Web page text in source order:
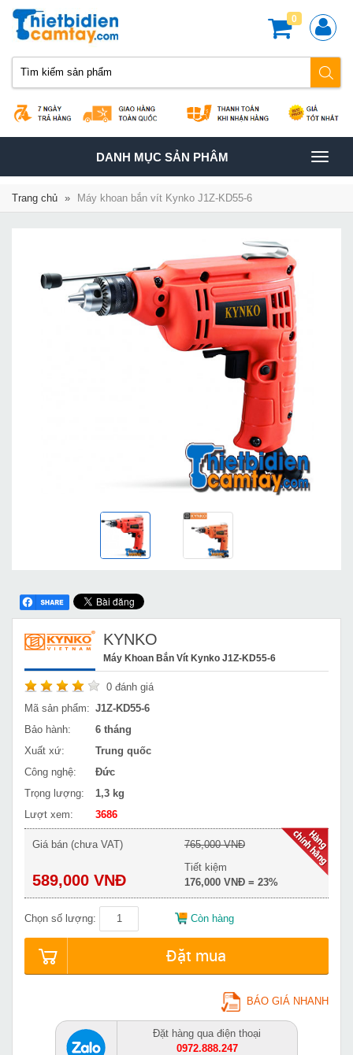
0
TOGGLE
NAVIGATION
DANH MỤC SẢN PHÂM
Trang chủ » Máy khoan bắn vít Kynko J1Z-KD55-6
KYNKO
Máy Khoan Bắn Vít Kynko J1Z-KD55-6
0 đánh giá
Mã sản phẩm: J1Z-KD55-6
Bảo hành:
6 tháng
Xuất xứ:
Trung quốc
Công nghệ:
Đức
Trọng lượng:
1,3 kg
Lượt xem:
3686
Giá bán (chưa VAT)
589,000 VNĐ
765,000 VNĐ
Tiết kiệm
176,000 VNĐ = 23%
Chọn số lượng: Còn hàng
Đặt mua
BÁO GIÁ NHANH
Đặt hàng qua điện thoại
0972.888.247